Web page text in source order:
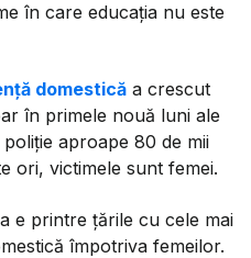
în care educația nu este
domestică a crescut
în primele nouă luni ale
aproape 80 de mii
ori, victimele sunt femei.
e printre țările cu cele mai
împotriva femeilor.